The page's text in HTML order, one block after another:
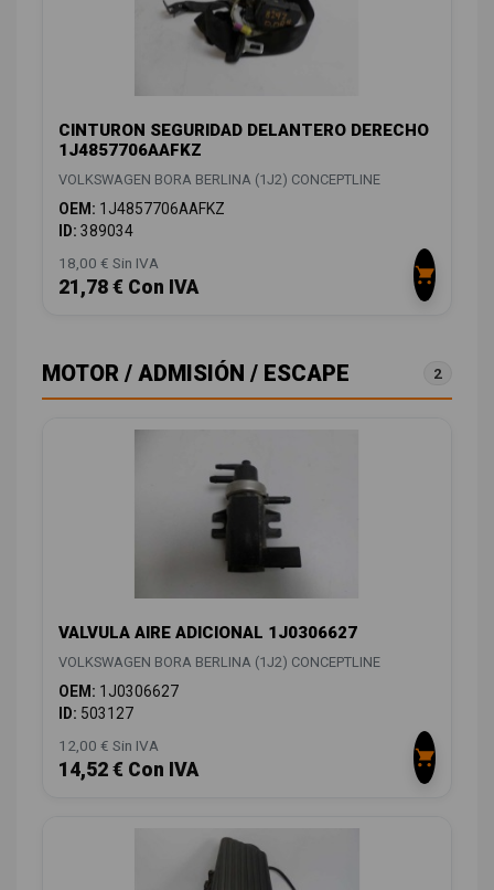
CINTURON SEGURIDAD DELANTERO DERECHO
1J4857706AAFKZ
VOLKSWAGEN BORA BERLINA (1J2) CONCEPTLINE
OEM: 1J4857706AAFKZ
ID: 389034
18,00 € Sin IVA
21,78 € Con IVA
MOTOR / ADMISIÓN / ESCAPE 2
VALVULA AIRE ADICIONAL 1J0306627
VOLKSWAGEN BORA BERLINA (1J2) CONCEPTLINE
OEM: 1J0306627
ID: 503127
12,00 € Sin IVA
14,52 € Con IVA